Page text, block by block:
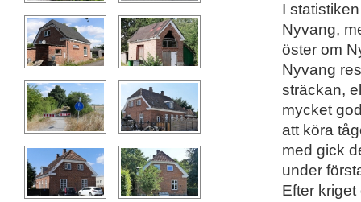
I
Nyvang,
öster om
Nyvang
sträckan,
mycket
att köra
med gick
under
Efter